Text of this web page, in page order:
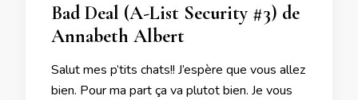
Bad Deal (A-List Security #3) de
Annabeth Albert
Salut mes p’tits chats!! J’espère que vous allez
bien. Pour ma part ça va plutot bien. Je vous